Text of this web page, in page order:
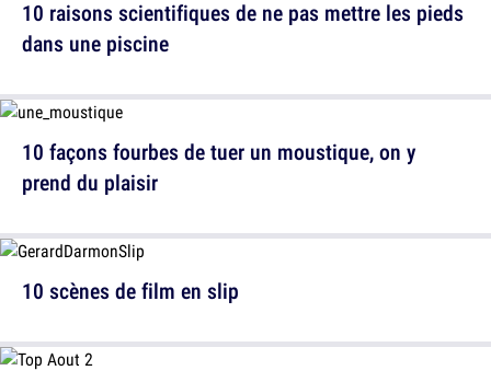
10 raisons scientifiques de ne pas mettre les pieds
dans une piscine
10 scènes de film en slip
10 façons fourbes de tuer un moustique, on y
prend du plaisir